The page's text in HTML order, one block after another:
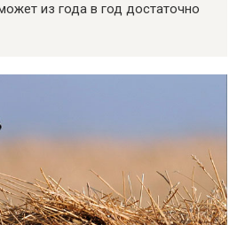
из года в год достаточно